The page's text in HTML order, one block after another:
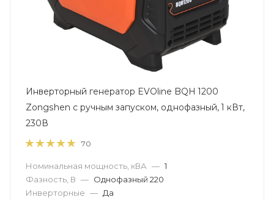
Инверторный генератор EVOline BQH 1200
Zongshen с ручным запуском, однофазный, 1 кВт,
230В
70
Номинальная мощность, кВА — 1
Фазность, В — Однофазный 220
Инверторные — Да